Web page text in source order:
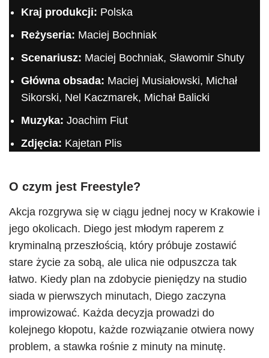
Kraj produkcji: Polska
Reżyseria: Maciej Bochniak
Scenariusz: Maciej Bochniak, Sławomir Shuty
Główna obsada: Maciej Musiałowski, Michał
Sikorski, Nel Kaczmarek, Michał Balicki
Muzyka: Joachim Fiut
Zdjęcia: Kajetan Plis
O czym jest Freestyle?
Akcja rozgrywa się w ciągu jednej nocy w Krakowie i
jego okolicach. Diego jest młodym raperem z
kryminalną przeszłością, który próbuje zostawić
stare życie za sobą, ale ulica nie odpuszcza tak
łatwo. Kiedy plan na zdobycie pieniędzy na studio
siada w pierwszych minutach, Diego zaczyna
improwizować. Każda decyzja prowadzi do
kolejnego kłopotu, każde rozwiązanie otwiera nowy
problem, a stawka rośnie z minuty na minutę.